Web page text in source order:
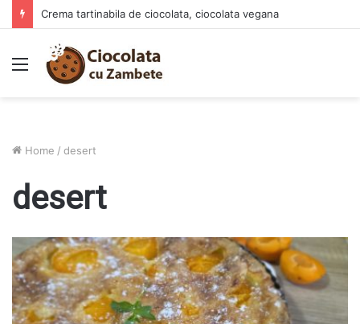
Prajitura Ananas Summer – deliciul racoritor al verii
Menu
Home / desert
desert